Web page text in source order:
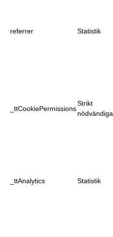
referrer Statistik
_ttCookiePermissions
Strikt
nödvändiga
_ttAnalytics Statistik